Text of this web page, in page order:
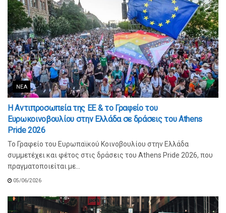
ΝΈΑ
Η Αντιπροσωπεία της ΕΕ & το Γραφείο του
Ευρωκοινοβουλίου στην Ελλάδα σε δράσεις του Athens
Pride 2026
Το Γραφείο του Ευρωπαϊκού Κοινοβουλίου στην Ελλάδα
συμμετέχει και φέτος στις δράσεις του Athens Pride 2026, που
πραγματοποιείται με...
05/06/2026